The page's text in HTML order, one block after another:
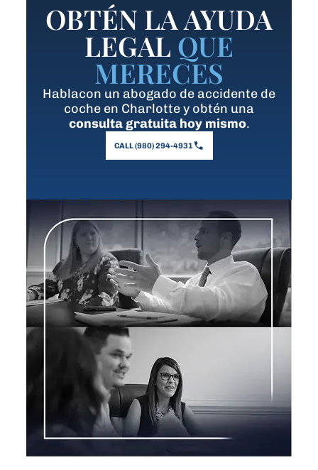
OBTÉN LA AYUDA
LEGAL QUE
MERECES
Hablacon un abogado de accidente de
coche en Charlotte y obtén una
consulta gratuita hoy mismo.
CALL (980) 294-4931